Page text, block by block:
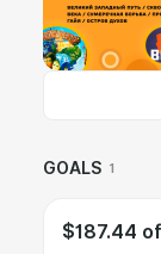
GOALS 1
$187.44 of